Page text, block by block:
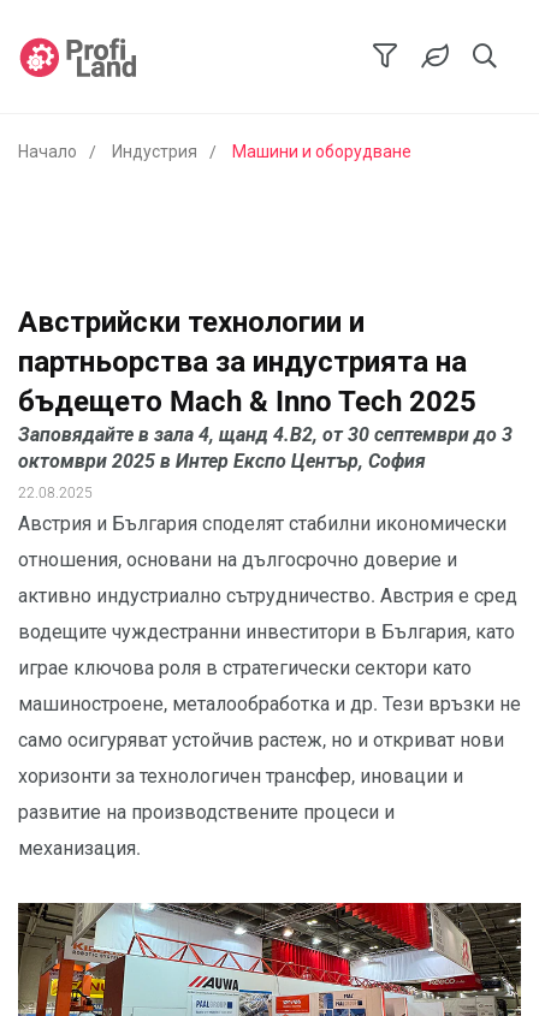
Начало Индустрия Машини и оборудване
Австрийски технологии и
партньорства за индустрията на
бъдещето Mach & Inno Tech 2025
Заповядайте в зала 4, щанд 4.B2, от 30 септември до 3
октомври 2025 в Интер Експо Център, София
22.08.2025
Австрия и България споделят стабилни икономически
отношения, основани на дългосрочно доверие и
активно индустриално сътрудничество. Австрия е сред
водещите чуждестранни инвеститори в България, като
играе ключова роля в стратегически сектори като
машиностроене, металообработка и др. Тези връзки не
само осигуряват устойчив растеж, но и откриват нови
хоризонти за технологичен трансфер, иновации и
развитие на производствените процеси и
механизация.